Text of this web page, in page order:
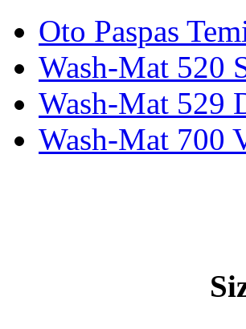
Oto Paspas
Wash-Mat 520
Wash-Mat 529
Wash-Mat 700